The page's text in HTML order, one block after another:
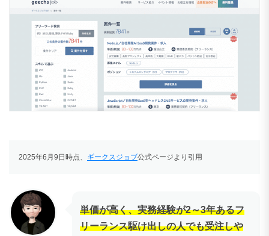
2025年6月9日時点、 ギークスジョブ公式ページより引用
単価が高く、実務経験が2～3年あるフ
リーランス駆け出しの人でも受注しや